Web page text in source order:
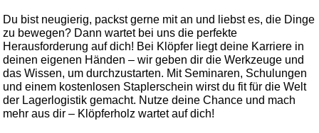
Du bist neugierig, packst gerne mit an und liebst es, die Dinge
zu bewegen? Dann wartet bei uns die perfekte
Herausforderung auf dich! Bei Klöpfer liegt deine Karriere in
deinen eigenen Händen – wir geben dir die Werkzeuge und
das Wissen, um durchzustarten. Mit Seminaren, Schulungen
und einem kostenlosen Staplerschein wirst du fit für die Welt
der Lagerlogistik gemacht. Nutze deine Chance und mach
mehr aus dir – Klöpferholz wartet auf dich!